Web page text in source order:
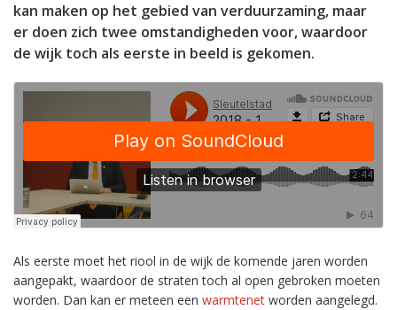
kan maken op het gebied van verduurzaming, maar
er doen zich twee omstandigheden voor, waardoor
de wijk toch als eerste in beeld is gekomen.
Als eerste moet het riool in de wijk de komende jaren worden
aangepakt, waardoor de straten toch al open gebroken moeten
worden. Dan kan er meteen een warmtenet worden aangelegd.